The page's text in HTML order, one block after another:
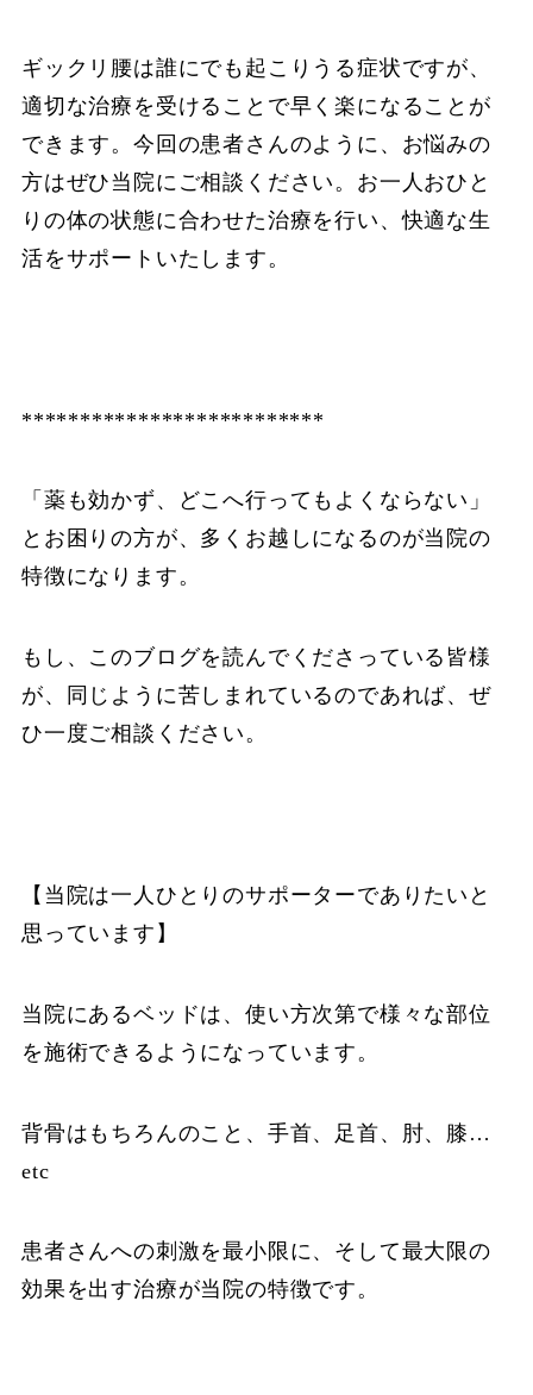
ギックリ腰は誰にでも起こりうる症状ですが、
適切な治療を受けることで早く楽になることが
できます。今回の患者さんのように、お悩みの
方はぜひ当院にご相談ください。お一人おひと
りの体の状態に合わせた治療を行い、快適な生
活をサポートいたします。
**************************
「薬も効かず、どこへ行ってもよくならない」
とお困りの方が、多くお越しになるのが当院の
特徴になります。
もし、このブログを読んでくださっている皆様
が、同じように苦しまれているのであれば、ぜ
ひ一度ご相談ください。
【当院は一人ひとりのサポーターでありたいと
思っています】
当院にあるベッドは、使い方次第で様々な部位
を施術できるようになっています。
背骨はもちろんのこと、手首、足首、肘、膝…
etc
患者さんへの刺激を最小限に、そして最大限の
効果を出す治療が当院の特徴です。